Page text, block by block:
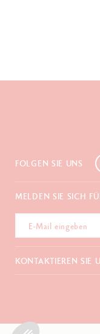
FOLGEN SIE UNS
MELDEN SIE SICH
KONTAKTIEREN SIE
Schweiz